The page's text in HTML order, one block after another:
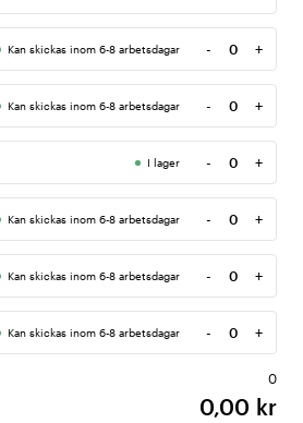
Kan skickas inom 6-8 arbetsdagar -
Antal
+
Kan skickas inom 6-8 arbetsdagar -
Antal
+
I lager -
Antal
+
Kan skickas inom 6-8 arbetsdagar -
Antal
+
Kan skickas inom 6-8 arbetsdagar -
Antal
+
Kan skickas inom 6-8 arbetsdagar -
Antal
+
0
0,00 kr